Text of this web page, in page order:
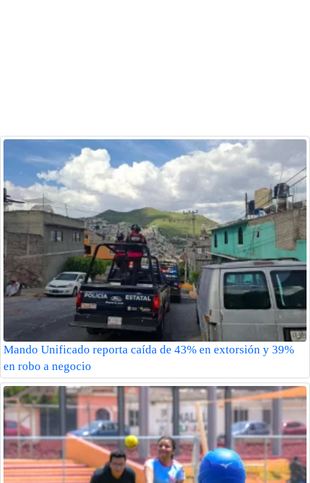
Mando Unificado reporta caída de 43% en extorsión y 39%
en robo a negocio